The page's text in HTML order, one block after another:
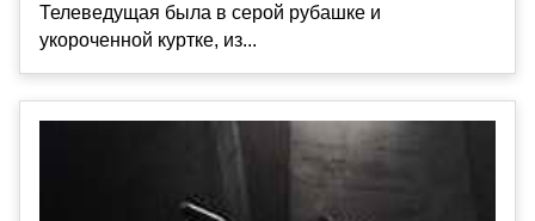
Телеведущая была в серой рубашке и
укороченной куртке, из...